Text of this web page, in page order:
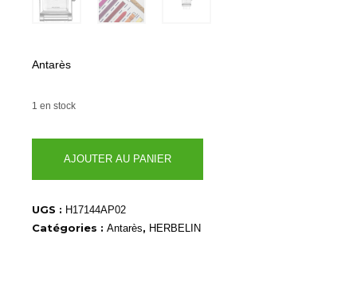
Antarès
1 en stock
H17144AP02
AJOUTER AU PANIER
UGS : H17144AP02
Catégories : Antarès, HERBELIN